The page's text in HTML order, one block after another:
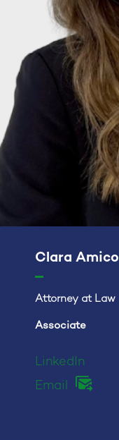
Clara Amico
Attorney at Law
Associate
LinkedIn
Email